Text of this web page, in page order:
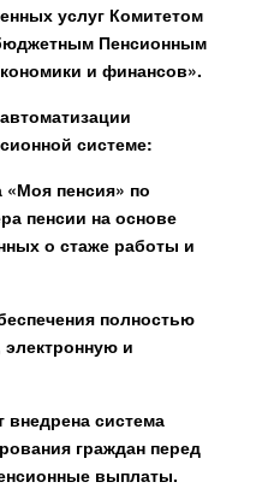
услуг Комитетом
Пенсионным
и финансов».
системе:
«Моя пенсия» по
пенсии на основе
о стаже работы и
полностью
и
внедрена система
граждан перед
выплаты.